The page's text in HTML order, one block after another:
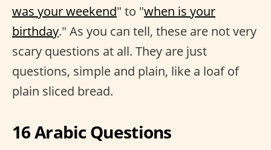
was your weekend" to "when is your
birthday." As you can tell, these are not very
scary questions at all. They are just
questions, simple and plain, like a loaf of
plain sliced bread.
16 Arabic Questions